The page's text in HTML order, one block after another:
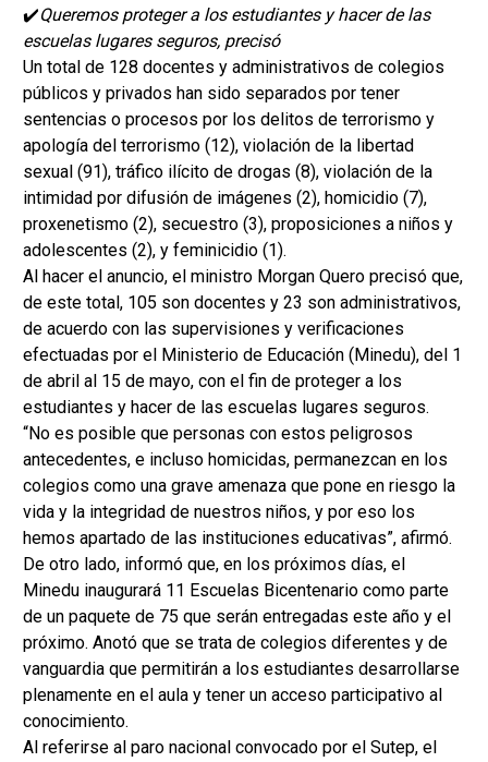
✔️Queremos proteger a los estudiantes y hacer de las
escuelas lugares seguros, precisó
Un total de 128 docentes y administrativos de colegios
públicos y privados han sido separados por tener
sentencias o procesos por los delitos de terrorismo y
apología del terrorismo (12), violación de la libertad
sexual (91), tráfico ilícito de drogas (8), violación de la
intimidad por difusión de imágenes (2), homicidio (7),
proxenetismo (2), secuestro (3), proposiciones a niños y
adolescentes (2), y feminicidio (1).
Al hacer el anuncio, el ministro Morgan Quero precisó que,
de este total, 105 son docentes y 23 son administrativos,
de acuerdo con las supervisiones y verificaciones
efectuadas por el Ministerio de Educación (Minedu), del 1
de abril al 15 de mayo, con el fin de proteger a los
estudiantes y hacer de las escuelas lugares seguros.
“No es posible que personas con estos peligrosos
antecedentes, e incluso homicidas, permanezcan en los
colegios como una grave amenaza que pone en riesgo la
vida y la integridad de nuestros niños, y por eso los
hemos apartado de las instituciones educativas”, afirmó.
De otro lado, informó que, en los próximos días, el
Minedu inaugurará 11 Escuelas Bicentenario como parte
de un paquete de 75 que serán entregadas este año y el
próximo. Anotó que se trata de colegios diferentes y de
vanguardia que permitirán a los estudiantes desarrollarse
plenamente en el aula y tener un acceso participativo al
conocimiento.
Al referirse al paro nacional convocado por el Sutep, el